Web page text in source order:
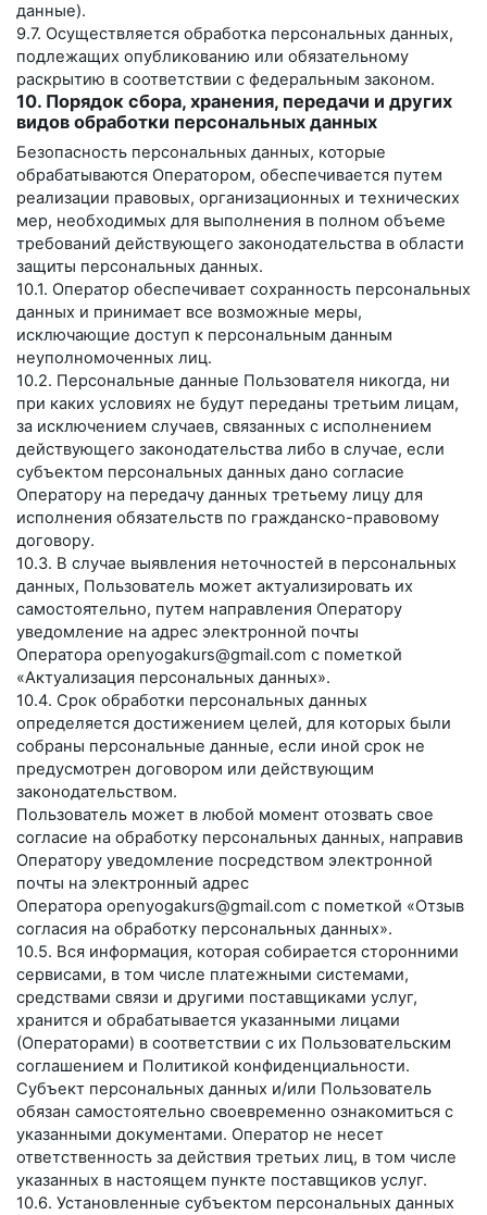
данные).
9.7. Осуществляется обработка персональных данных,
подлежащих опубликованию или обязательному
раскрытию в соответствии с федеральным законом.
10. Порядок сбора, хранения, передачи и других
видов обработки персональных данных
Безопасность персональных данных, которые
обрабатываются Оператором, обеспечивается путем
реализации правовых, организационных и технических
мер, необходимых для выполнения в полном объеме
требований действующего законодательства в области
защиты персональных данных.
10.1. Оператор обеспечивает сохранность персональных
данных и принимает все возможные меры,
исключающие доступ к персональным данным
неуполномоченных лиц.
10.2. Персональные данные Пользователя никогда, ни
при каких условиях не будут переданы третьим лицам,
за исключением случаев, связанных с исполнением
действующего законодательства либо в случае, если
субъектом персональных данных дано согласие
Оператору на передачу данных третьему лицу для
исполнения обязательств по гражданско-правовому
договору.
10.3. В случае выявления неточностей в персональных
данных, Пользователь может актуализировать их
самостоятельно, путем направления Оператору
уведомление на адрес электронной почты
Оператора openyogakurs@gmail.com с пометкой
«Актуализация персональных данных».
10.4. Срок обработки персональных данных
определяется достижением целей, для которых были
собраны персональные данные, если иной срок не
предусмотрен договором или действующим
законодательством.
Пользователь может в любой момент отозвать свое
согласие на обработку персональных данных, направив
Оператору уведомление посредством электронной
почты на электронный адрес
Оператора openyogakurs@gmail.com с пометкой «Отзыв
согласия на обработку персональных данных».
10.5. Вся информация, которая собирается сторонними
сервисами, в том числе платежными системами,
средствами связи и другими поставщиками услуг,
хранится и обрабатывается указанными лицами
(Операторами) в соответствии с их Пользовательским
соглашением и Политикой конфиденциальности.
Субъект персональных данных и/или Пользователь
обязан самостоятельно своевременно ознакомиться с
указанными документами. Оператор не несет
ответственность за действия третьих лиц, в том числе
указанных в настоящем пункте поставщиков услуг.
10.6. Установленные субъектом персональных данных